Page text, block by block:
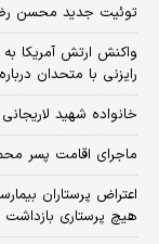
توئیت جدید محسن
واکنش ارتش آمریکا
رایزنی با متحدان
خانواده شهید
ماجرای اقامت پسر
اعتراض پرستاران
هیچ پرستاری